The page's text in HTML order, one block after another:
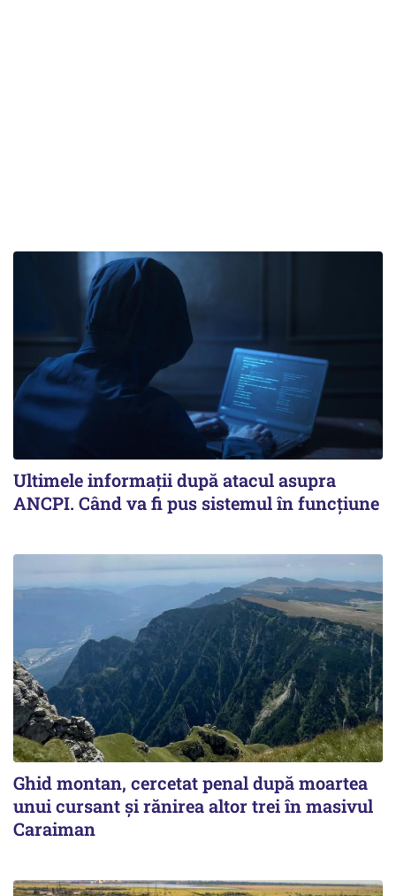
Ultimele informații după atacul asupra
ANCPI. Când va fi pus sistemul în funcțiune
Ghid montan, cercetat penal după moartea
unui cursant și rănirea altor trei în masivul
Caraiman